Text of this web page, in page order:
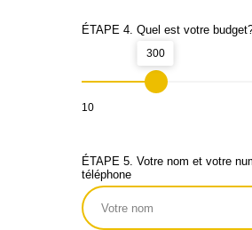
ÉTAPE 4. Quel est votre
300
10
ÉTAPE 5. Votre nom et votre
téléphone